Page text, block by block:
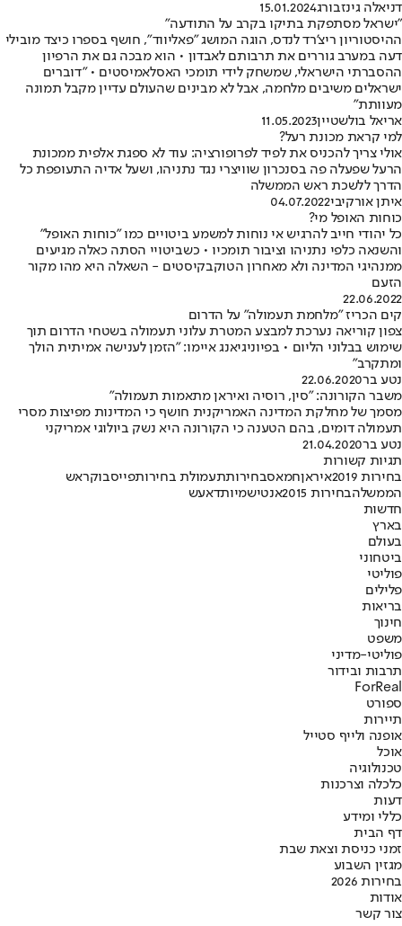
דניאלה גינזבורג15.01.2024
"ישראל מסתפקת בתיקו בקרב על התודעה"
ההיסטוריון ריצ'רד לנדס, הוגה המושג "פאליווד", חושף בספרו כיצד מובילי
דעה במערב גוררים את תרבותם לאבדון • הוא מבכה גם את הרפיון
ההסברתי הישראלי, שמשחק לידי תומכי האסלאמיסטים • "דוברים
ישראלים משיבים מלחמה, אבל לא מבינים שהעולם עדיין מקבל תמונה
מעוותת"
אריאל בולשטיין11.05.2023
למי קראת מכונת רעל?
אולי צריך להכניס את לפיד לפרופורציה: עוד לא ספגת אלפית ממכונת
הרעל שפעלה פה בסנכרון שוויצרי נגד נתניהו, ושעל אדיה התעופפת כל
הדרך ללשכת ראש הממשלה
איתן אורקיבי04.07.2022
כוחות האופל מי?
כל יהודי חייב להרגיש אי נוחות למשמע ביטויים כמו "כוחות האופל"
והשנאה כלפי נתניהו וציבור תומכיו • כשביטויי הסתה כאלה מגיעים
ממנהיגי המדינה ולא מאחרון הטוקבקיסטים - השאלה היא מהו מקור
הזעם
22.06.2022
קים הכריז "מלחמת תעמולה" על הדרום
צפון קוריאה נערכת למבצע המטרת עלוני תעמולה בשטחי הדרום תוך
שימוש בבלוני הליום • בפיוניגיאנג איימו: "הזמן לענישה אמיתית הולך
ומתקרב"
נטע בר22.06.2020
משבר הקורונה: "סין, רוסיה ואיראן מתאמות תעמולה"
מסמך של מחלקת המדינה האמריקנית חושף כי המדינות מפיצות מסרי
תעמולה דומים, בהם הטענה כי הקורונה היא נשק ביולוגי אמריקני
נטע בר21.04.2020
תגיות קשורות
בחירות 2019
איראןחמאסבחירותתעמולת בחירותפייסבוקראש
הממשלהבחירות 2015 אנטישמיותדאעש
חדשות
בארץ
בעולם
ביטחוני
פוליטי
פלילים
בריאות
חינוך
משפט
פוליטי-מדיני
תרבות ובידור
ForReal
ספורט
תיירות
אופנה ולייף סטייל
אוכל
טכנולוגיה
כלכלה וצרכנות
דעות
כללי ומידע
דף הבית
זמני כניסת וצאת שבת
מגזין השבוע
בחירות 2026
אודות
צור קשר